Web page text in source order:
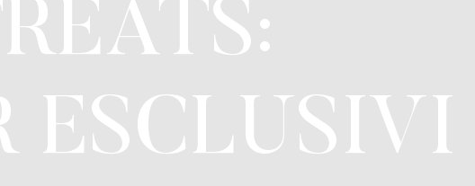
ESCLUSIVI